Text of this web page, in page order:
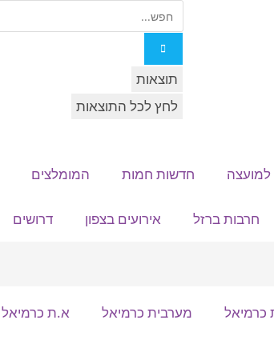
תוצאות
לחץ לכל התוצאות
למועצה חדשות חמות המומלצים
חרבות ברזל אירועים בצפון דרושים
כרמיאל מערבית כרמיאל א.ת כרמיאל